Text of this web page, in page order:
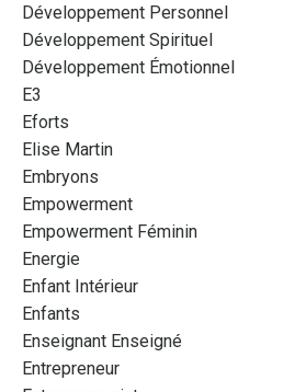
Développement Personnel
Développement Spirituel
Développement Émotionnel
E3
Eforts
Elise Martin
Embryons
Empowerment
Empowerment Féminin
Energie
Enfant Intérieur
Enfants
Enseignant Enseigné
Entrepreneur